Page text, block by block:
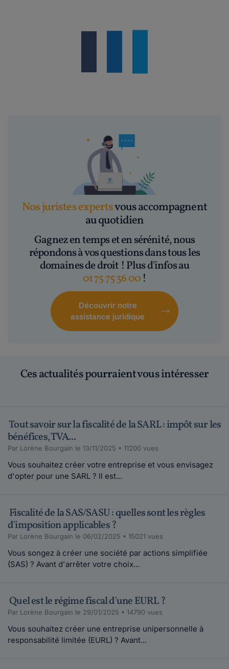
Nos juristes expertsvous accompagnent
au quotidien
Gagnez en temps et en sérénité, nous
répondons à vos questions dans tous les
domaines de droit ! Plus d'infos au
01 75 75 36 00 !
Découvrir notre
assistance juridique
Ces actualités pourraient vous intéresser
Tout savoir sur la fiscalité de la SARL : impôt sur les
bénéfices, TVA...
Par Lorène Bourgain le 13/11/2025 • 11200 vues
Vous souhaitez créer votre entreprise et vous envisagez
d'opter pour une SARL ? Il est...
Fiscalité de la SAS/SASU : quelles sont les règles
d'imposition applicables ?
Par Lorène Bourgain le 06/02/2025 • 15021 vues
Vous songez à créer une société par actions simplifiée
(SAS) ? Avant d'arrêter votre choix...
Quel est le régime fiscal d'une EURL ?
Par Lorène Bourgain le 29/01/2025 • 14790 vues
Vous souhaitez créer une entreprise unipersonnelle à
responsabilité limitée (EURL) ? Avant...